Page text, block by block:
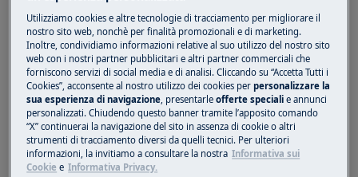
Utilizzare sempre guanti di sicurezza e calzature
chiuse.
Si prega di notare che l'auto-riparazione o la
riparazione non professionale possono avere
conseguenze sulla sicurezza se non eseguite
correttamente
METODI GENERALI PER LO SMONTAGGIO E
L'INSTALLAZIONE DELLA GUARNIZIONE
Utilizziamo cookies e altre tecnologie di tracciamento per migliorare il
nostro sito web, nonchè per finalità promozionali e di marketing.
Inoltre, condividiamo informazioni relative al suo utilizzo del nostro sito
web con i nostri partner pubblicitari e altri partner commerciali che
forniscono servizi di social media e di analisi. Cliccando su “Accetta Tutti i
Cookies”, acconsente al nostro utilizzo dei cookies perpersonalizzare la
sua esperienza di navigazione, presentarleofferte speciali e annunci
personalizzati. Chiudendo questo banner tramite l’apposito comando
“X” continuerai la navigazione del sito in assenza di cookie o altri
strumenti di tracciamento diversi da quelli tecnici. Per ulteriori
informazioni, la invitiamo a consultare la nostra Informativa sui
Cookie e Informativa Privacy.